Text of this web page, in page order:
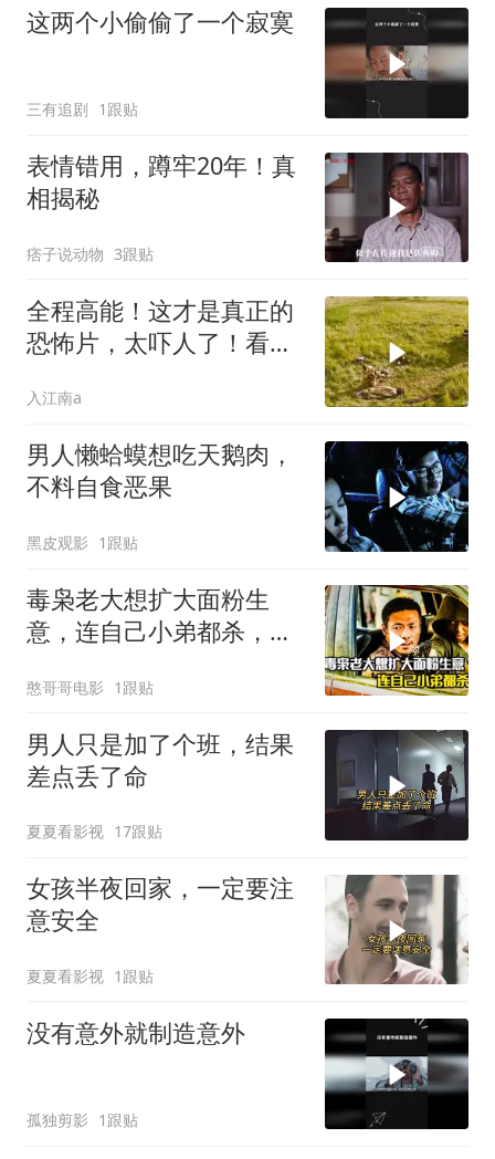
这两个小偷偷了一个寂寞
三有追剧 1跟贴
表情错用，蹲牢20年！真
相揭秘
痞子说动物 3跟贴
全程高能！这才是真正的
恐怖片，太吓人了！看完
入江南a
男人懒蛤蟆想吃天鹅肉，
不料自食恶果
黑皮观影 1跟贴
毒枭老大想扩大面粉生
意，连自己小弟都杀，犯
憨哥哥电影 1跟贴
男人只是加了个班，结果
差点丢了命
夏夏看影视 17跟贴
女孩半夜回家，一定要注
意安全
夏夏看影视 1跟贴
没有意外就制造意外
孤独剪影 1跟贴